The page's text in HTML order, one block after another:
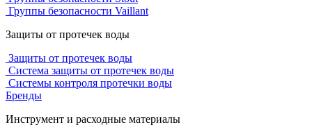
Группы безопасности Vaillant
Защиты от протечек воды
Защиты от протечек воды
Система защиты от протечек воды
Системы контроля протечки воды
Бренды
Инструмент и расходные материалы